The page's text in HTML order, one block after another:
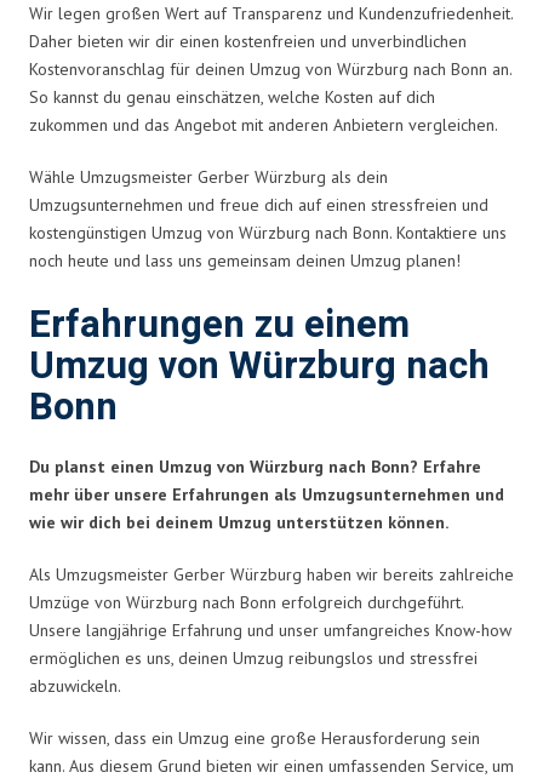
Wir legen großen Wert auf Transparenz und Kundenzufriedenheit.
Daher bieten wir dir einen kostenfreien und unverbindlichen
Kostenvoranschlag für deinen Umzug von Würzburg nach Bonn an.
So kannst du genau einschätzen, welche Kosten auf dich
zukommen und das Angebot mit anderen Anbietern vergleichen.
Wähle Umzugsmeister Gerber Würzburg als dein
Umzugsunternehmen und freue dich auf einen stressfreien und
kostengünstigen Umzug von Würzburg nach Bonn. Kontaktiere uns
noch heute und lass uns gemeinsam deinen Umzug planen!
Erfahrungen zu einem
Umzug von Würzburg nach
Bonn
Du planst einen Umzug von Würzburg nach Bonn? Erfahre
mehr über unsere Erfahrungen als Umzugsunternehmen und
wie wir dich bei deinem Umzug unterstützen können.
Als Umzugsmeister Gerber Würzburg haben wir bereits zahlreiche
Umzüge von Würzburg nach Bonn erfolgreich durchgeführt.
Unsere langjährige Erfahrung und unser umfangreiches Know-how
ermöglichen es uns, deinen Umzug reibungslos und stressfrei
abzuwickeln.
Wir wissen, dass ein Umzug eine große Herausforderung sein
kann. Aus diesem Grund bieten wir einen umfassenden Service, um